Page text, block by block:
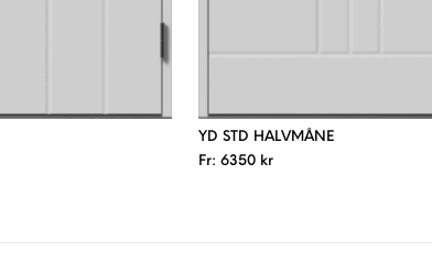
YD STD HALVMÅNE
Fr: 6350 kr